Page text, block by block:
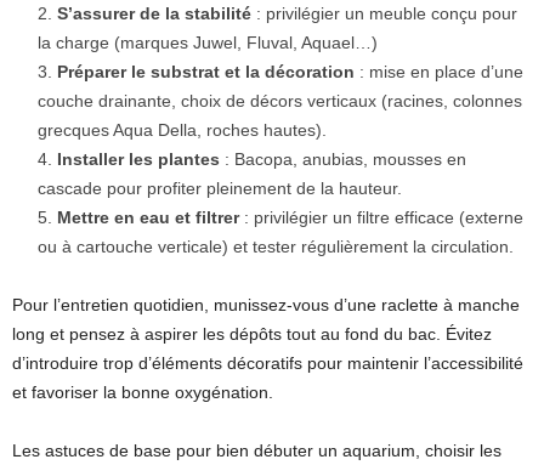
S’assurer de la stabilité : privilégier un meuble conçu pour
la charge (marques Juwel, Fluval, Aquael…)
Préparer le substrat et la décoration : mise en place d’une
couche drainante, choix de décors verticaux (racines, colonnes
grecques Aqua Della, roches hautes).
Installer les plantes : Bacopa, anubias, mousses en
cascade pour profiter pleinement de la hauteur.
Mettre en eau et filtrer: privilégier un filtre efficace (externe
ou à cartouche verticale) et tester régulièrement la circulation.
Pour l’entretien quotidien, munissez-vous d’une raclette à manche
long et pensez à aspirer les dépôts tout au fond du bac. Évitez
d’introduire trop d’éléments décoratifs pour maintenir l’accessibilité
et favoriser la bonne oxygénation.
Les astuces de base pour bien débuter un aquarium, choisir les